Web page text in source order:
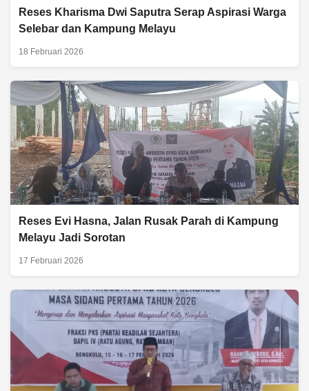
Reses Kharisma Dwi Saputra Serap Aspirasi Warga
Selebar dan Kampung Melayu
18 Februari 2026
Reses Evi Hasna, Jalan Rusak Parah di Kampung
Melayu Jadi Sorotan
17 Februari 2026